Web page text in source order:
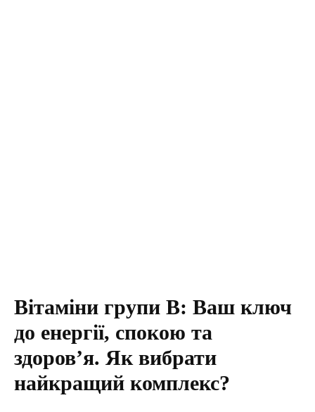
Вітаміни групи В: Ваш ключ
до енергії, спокою та
здоров’я. Як вибрати
найкращий комплекс?